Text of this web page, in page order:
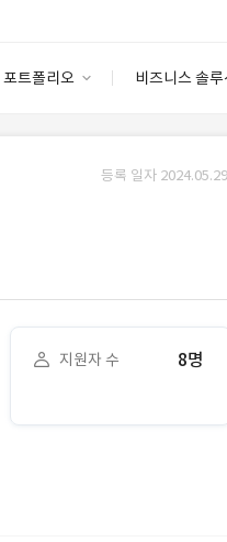
포트폴리오 비즈니스 솔
안심 코드 케어
등록 일자
지원자 수 8명